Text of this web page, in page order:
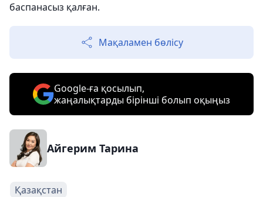
баспанасыз қалған.
Мақаламен бөлісу
Google-ға қосылып,
жаңалықтарды бірінші болып оқыңыз
Айгерим Тарина
Қазақстан